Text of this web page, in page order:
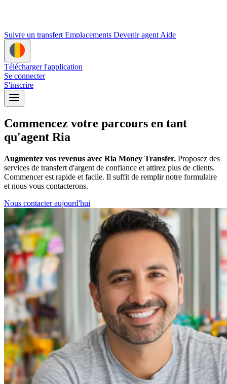
Suivre un transfert Emplacements Devenir agent Aide
Télécharger l'application
Se connecter
S'inscrire
Commencez votre parcours en tant
qu'agent Ria
Augmentez vos revenus avec Ria Money Transfer. Proposez des
services de transfert d'argent de confiance et attirez plus de clients.
Commencer est rapide et facile. Il suffit de remplir notre formulaire
et nous vous contacterons.
Nous contacter aujourd'hui